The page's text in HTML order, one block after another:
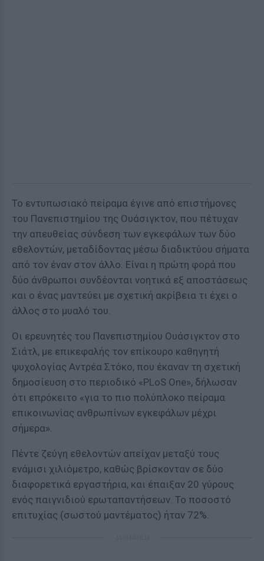
Το εντυπωσιακό πείραμα έγινε από επιστήμονες
του Πανεπιστημίου της Ουάσιγκτον, που πέτυχαν
την απευθείας σύνδεση των εγκεφάλων των δύο
εθελοντών, μεταδίδοντας μέσω διαδικτύου σήματα
από τον έναν στον άλλο. Είναι η πρώτη φορά που
δύο άνθρωποι συνδέονται νοητικά εξ αποστάσεως
και ο ένας μαντεύει με σχετική ακρίβεια τι έχει ο
άλλος στο μυαλό του.
Οι ερευνητές του Πανεπιστημίου Ουάσιγκτον στο
Σιάτλ, με επικεφαλής τον επίκουρο καθηγητή
ψυχολογίας Αντρέα Στόκο, που έκαναν τη σχετική
δημοσίευση στο περιοδικό «PLoS One», δήλωσαν
ότι επρόκειτο «για το πιο πολύπλοκο πείραμα
επικοινωνίας ανθρωπίνων εγκεφάλων μέχρι
σήμερα».
Πέντε ζεύγη εθελοντών απείχαν μεταξύ τους
ενάμισι χιλιόμετρο, καθώς βρίσκονταν σε δύο
διαφορετικά εργαστήρια, και έπαιξαν 20 γύρους
ενός παιγνιδιού ερωταπαντήσεων. Το ποσοστό
επιτυχίας (σωστού μαντέματος) ήταν 72%.